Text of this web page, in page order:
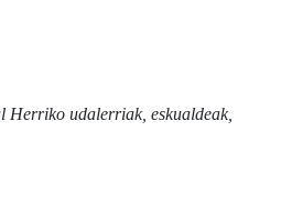
Herriko udalerriak, eskualdeak,